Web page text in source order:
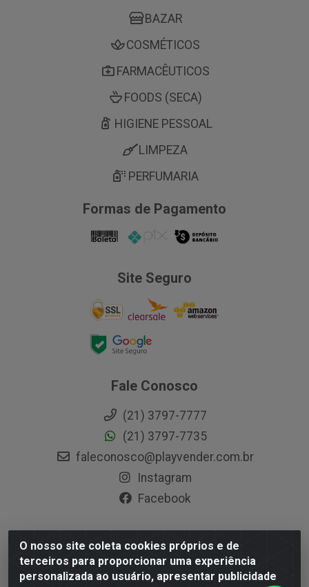
O nosso site coleta cookies próprios e de
terceiros para proporcionar uma experiência
personalizada ao usuário, apresentar publicidade
BAZAR
COSMÉTICOS
FARMACÊUTICOS
FOODS (SECA)
HIGIENE PESSOAL
LIMPEZA
PERFUMARIA
Formas de Pagamento
Site Seguro
Fale Conosco
(21) 3797-7777
(21) 3797-7735
faleconosco@playvender.com.br
Instagram
Facebook
Playvender Distribuidora - Avenida Ana Dantas, 183-
Xerém - Duque de Caxias / RJ - CEP 25250-415 - CNPJ
05.762.204/0001-83